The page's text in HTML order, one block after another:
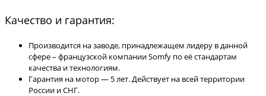
Качество и гарантия:
Производится на заводе, принадлежащем лидеру в данной
сфере – французской компании Somfy по её стандартам
качества и технологиям.
Гарантия на мотор — 5 лет. Действует на всей территории
России и СНГ.